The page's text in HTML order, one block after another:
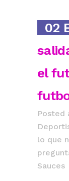
02
el
Posted
lo que
Sauces